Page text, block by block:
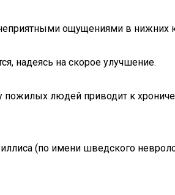
ощущениями в нижних
надеясь на скорое улучшение.
пожилых людей приводит к
(по имени шведского